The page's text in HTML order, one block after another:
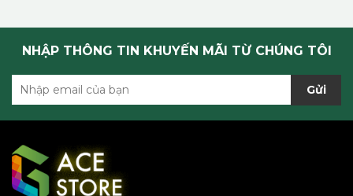
NHẬP THÔNG TIN KHUYẾN MÃI TỪ CHÚNG TÔI
Gửi